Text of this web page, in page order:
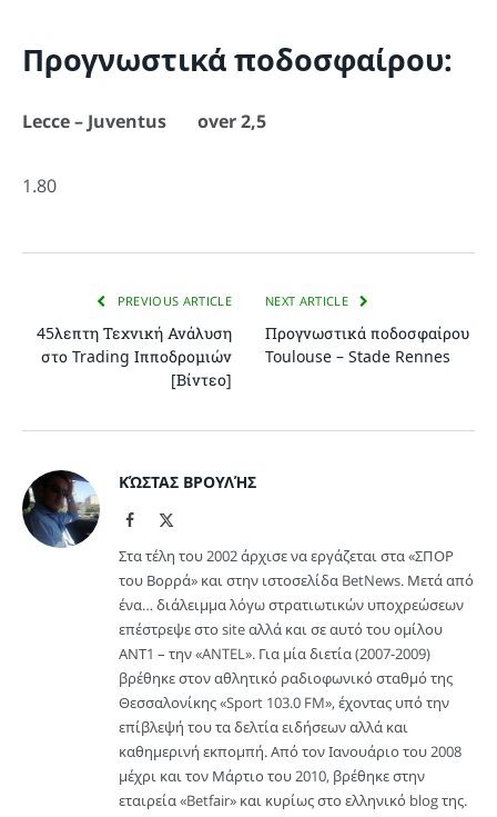
Προγνωστικά ποδοσφαίρου:
Lecce– Juventus over 2,5
1.80
PREVIOUS ARTICLE
45λεπτη Τεχνική Ανάλυση
στο Trading Ιπποδρομιών
[Βίντεο]
NEXT ARTICLE
Προγνωστικά ποδοσφαίρου
Toulouse – Stade Rennes
ΚΏΣΤΑΣ ΒΡΟΥΛΉΣ
Facebook
Στα τέλη του 2002 άρχισε να εργάζεται στα «ΣΠΟΡ
του Βορρά» και στην ιστοσελίδα BetNews. Μετά από
ένα… διάλειμμα λόγω στρατιωτικών υποχρεώσεων
επέστρεψε στο site αλλά και σε αυτό του ομίλου
ΑΝΤ1 – την «ANTEL». Για μία διετία (2007-2009)
βρέθηκε στον αθλητικό ραδιοφωνικό σταθμό της
Θεσσαλονίκης «Sport 103.0 FM», έχοντας υπό την
επίβλεψή του τα δελτία ειδήσεων αλλά και
καθημερινή εκπομπή. Από τον Ιανουάριο του 2008
μέχρι και τον Μάρτιο του 2010, βρέθηκε στην
εταιρεία «Betfair» και κυρίως στο ελληνικό blog της.